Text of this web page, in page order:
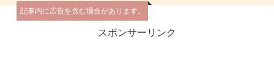
記事内に広告を含む場合があります。
スポンサーリンク